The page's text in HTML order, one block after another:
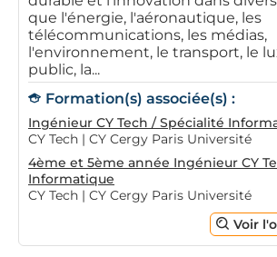
que l'énergie, l'aéronautique, les
télécommunications, les médias,
l'environnement, le transport, le
public, la...
Formation(s) associée(s) :
Ingénieur CY Tech / Spécialité
CY Tech | CY Cergy Paris Université
4ème et 5ème année Ingénieur CY
Informatique
CY Tech | CY Cergy Paris Université
Voir